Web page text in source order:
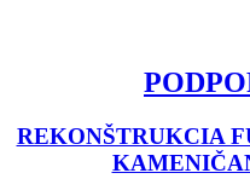
REKONŠTRUKCIA